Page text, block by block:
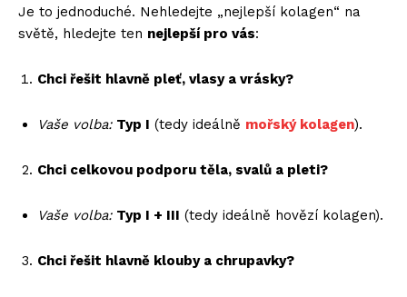
Je to jednoduché. Nehledejte „nejlepší kolagen“ na
světě, hledejte ten nejlepší pro vás:
Chci řešit hlavně pleť, vlasy a vrásky?
Vaše volba: Typ I (tedy ideálně mořský kolagen).
Chci celkovou podporu těla, svalů a pleti?
Vaše volba: Typ I + III (tedy ideálně hovězí kolagen).
Chci řešit hlavně klouby a chrupavky?